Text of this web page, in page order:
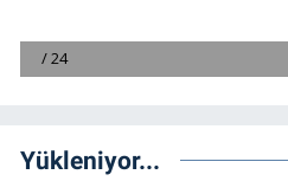
Yükleniyor...